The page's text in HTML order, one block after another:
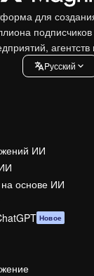
для
подписчиков
агентств
Pусский
ИИ
на основе ИИ
Новое